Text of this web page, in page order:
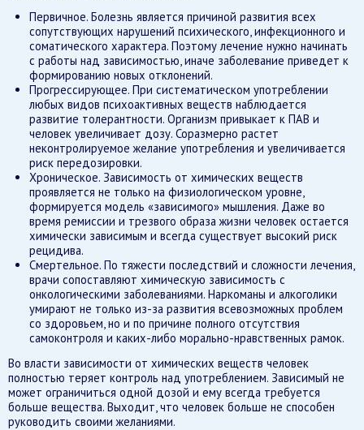
Первичное. Болезнь является причиной развития всех
сопутствующих нарушений психического, инфекционного и
соматического характера. Поэтому лечение нужно начинать
с работы над зависимостью, иначе заболевание приведет к
формированию новых отклонений.
Прогрессирующее. При систематическом употреблении
любых видов психоактивных веществ наблюдается
развитие толерантности. Организм привыкает к ПАВ и
человек увеличивает дозу. Соразмерно растет
неконтролируемое желание употребления и увеличивается
риск передозировки.
Хроническое. Зависимость от химических веществ
проявляется не только на физиологическом уровне,
формируется модель «зависимого» мышления. Даже во
время ремиссии и трезвого образа жизни человек остается
химически зависимым и всегда существует высокий риск
рецидива.
Смертельное. По тяжести последствий и сложности лечения,
врачи сопоставляют химическую зависимость с
онкологическими заболеваниями. Наркоманы и алкоголики
умирают не только из-за развития всевозможных проблем
со здоровьем, но и по причине полного отсутствия
самоконтроля и каких-либо морально-нравственных рамок.
Во власти зависимости от химических веществ человек
полностью теряет контроль над употреблением. Зависимый не
может ограничиться одной дозой и ему всегда требуется
больше вещества. Выходит, что человек больше не способен
руководить своими желаниями.